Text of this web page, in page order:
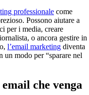
professionale come
Possono aiutare a
per i media, creare
o ancora gestire in
l’email marketing diventa
un modo per “sparare nel
che venga